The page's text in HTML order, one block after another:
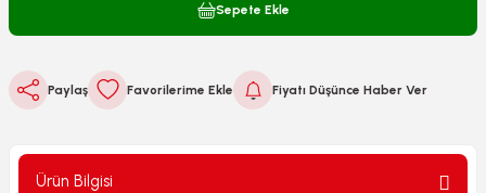
Sepete Ekle
Paylaş Fiyatı Düşünce Haber Ver
Ürün Bilgisi